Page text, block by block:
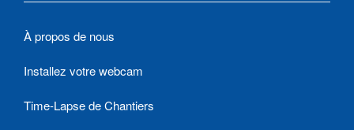
À propos de nous
Installez votre webcam
Time-Lapse de Chantiers